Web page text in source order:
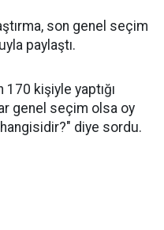
son genel seçim
paylaştı.
kişiyle yaptığı
genel seçim olsa oy
diye sordu.